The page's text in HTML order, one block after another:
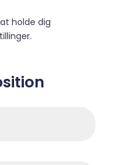
holde dig